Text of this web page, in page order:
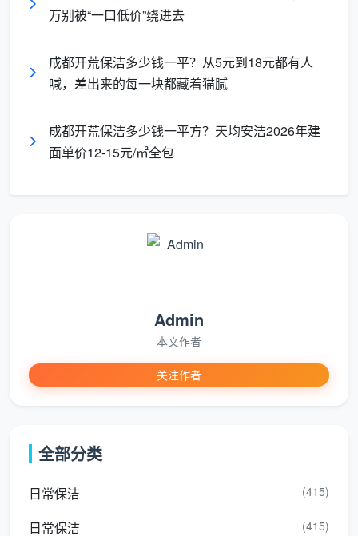
零，它们会藏在家里的每一个角落——窗轨里、柜子深
续影响居住品质。你请一个日常保洁来，她手里只有拖
把和抹布，漆点铲不掉、柜内吸不净、高窗够不着。这
不匹配。
屋无遮挡，墙角、窗台内侧、柜体背后这些最藏灰的地
方完全暴露，保洁员可以无死角地一次性做透。一旦沙
粉尘会在日后随着空气流动慢慢飘出来，等于花全屋的
安装之前进行。窗帘轨道也是积灰大户，先开荒清干净
修粉尘。
万别被“一口低价”绕进去
成都开荒保洁多少钱一平？从5元到18元都有人
喊，差出来的每一块都藏着猫腻
成都开荒保洁多少钱一平方？天均安洁2026年建
面单价12-15元/㎡全包
Admin
本文作者
关注作者
全部分类
日常保洁 (415)
日常保洁 (415)